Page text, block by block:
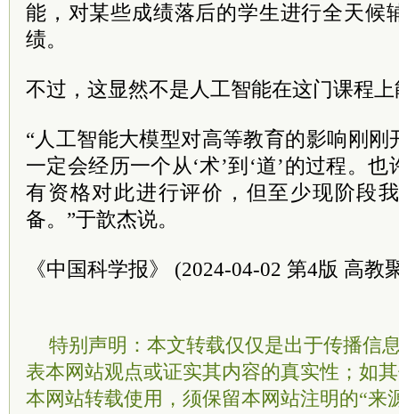
能，对某些成绩落后的学生进行全天候
绩。
不过，这显然不是人工智能在这门课程
“人工智能大模型对高等教育的影响刚
一定会经历一个从‘术’到‘道’的过程。
有资格对此进行评价，但至少现阶段
备。”于歆杰说。
《中国科学报》 (2024-04-02 第4版 高教
特别声明：本文转载仅仅是出于传播信
表本网站观点或证实其内容的真实性；如
本网站转载使用，须保留本网站注明的“来